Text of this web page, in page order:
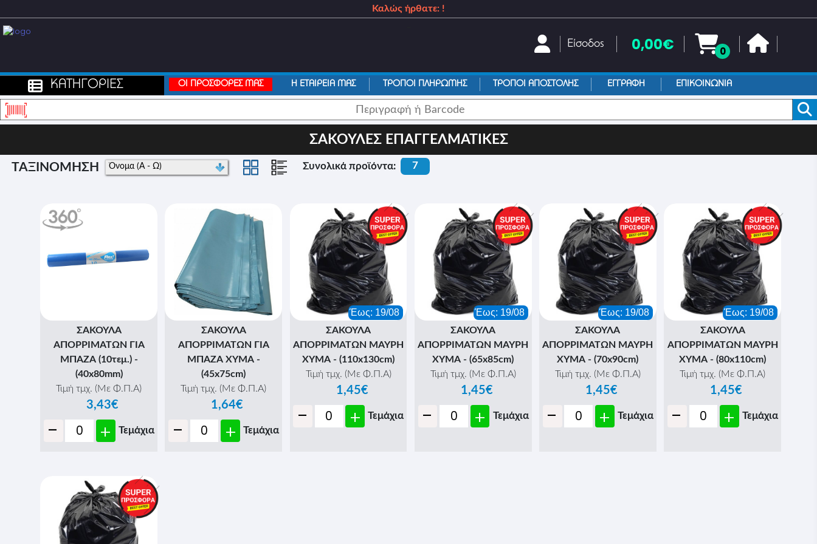
Καλώς ήρθατε: !
Είσοδος 0,00€ 0
ΚΑΤΗΓΟΡΙΕΣ ΟΙ ΠΡΟΣΦΟΡΕΣ ΜΑΣ Η ΕΤΑΙΡΕΙΑ ΜΑΣ ΤΡΟΠΟΙ ΠΛΗΡΩΜΗΣ ΤΡΟΠΟΙ ΑΠΟΣΤΟΛΗΣ ΕΓΓΡΑΦΗ ΕΠΙΚΟΙΝΩΝΙΑ
ΣΑΚΟΥΛΕΣ ΕΠΑΓΓΕΛΜΑΤΙΚΕΣ
ΤΑΞΙΝΟΜΗΣΗ Συνολικά προϊόντα: 7
ΣΑΚΟΥΛΑ
ΑΠΟΡΡΙΜΑΤΩΝ ΓΙΑ
ΜΠΑΖΑ (10τεμ.) -
(40x80mm)
Τιμή τμχ. (Με Φ.Π.Α)
3,43€
- + Τεμάχια
ΣΑΚΟΥΛΑ
ΑΠΟΡΡΙΜΑΤΩΝ ΓΙΑ
ΜΠΑΖΑ ΧΥΜΑ -
(45x75cm)
Τιμή τμχ. (Με Φ.Π.Α)
1,64€
- + Τεμάχια
Έως: 19/08
ΣΑΚΟΥΛΑ
ΑΠΟΡΡΙΜΑΤΩΝ ΜΑΥΡΗ
ΧΥΜΑ - (110x130cm)
Τιμή τμχ. (Με Φ.Π.Α)
1,45€
- + Τεμάχια
Έως: 19/08
ΣΑΚΟΥΛΑ
ΑΠΟΡΡΙΜΑΤΩΝ ΜΑΥΡΗ
ΧΥΜΑ - (65x85cm)
Τιμή τμχ. (Με Φ.Π.Α)
1,45€
- + Τεμάχια
Έως: 19/08
ΣΑΚΟΥΛΑ
ΑΠΟΡΡΙΜΑΤΩΝ ΜΑΥΡΗ
ΧΥΜΑ - (70x90cm)
Τιμή τμχ. (Με Φ.Π.Α)
1,45€
- + Τεμάχια
Έως: 19/08
ΣΑΚΟΥΛΑ
ΑΠΟΡΡΙΜΑΤΩΝ ΜΑΥΡΗ
ΧΥΜΑ - (80x110cm)
Τιμή τμχ. (Με Φ.Π.Α)
1,45€
- + Τεμάχια